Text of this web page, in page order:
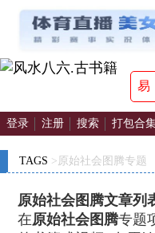
易
登录 注册 搜索 打包合
TAGS >原始社会图腾专题
原始社会图腾文章列
在原始社会图腾专题